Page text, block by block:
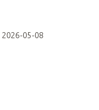
2026-05-08